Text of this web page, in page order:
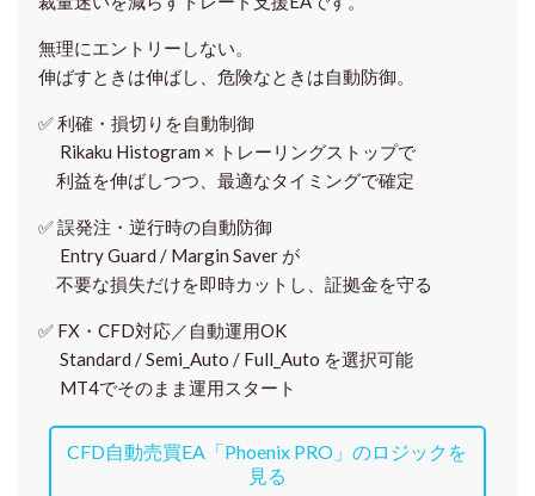
無理にエントリーしない。
伸ばすときは伸ばし、危険なときは自動防御。
✅利確・損切りを自動制御
Rikaku Histogram × トレーリングストップで
利益を伸ばしつつ、最適なタイミングで確定
✅誤発注・逆行時の自動防御
Entry Guard / Margin Saver が
不要な損失だけを即時カットし、証拠金を守る
✅ FX・CFD対応／自動運用OK
Standard / Semi_Auto / Full_Auto を選択可能
MT4でそのまま運用スタート
CFD自動売買EA「Phoenix PRO」のロジックを
見る